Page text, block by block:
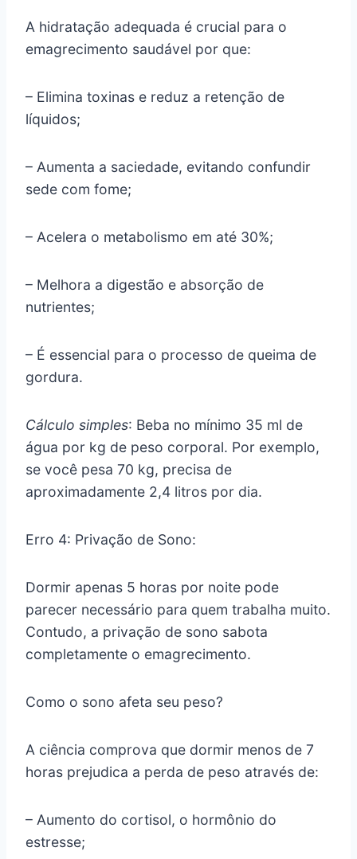
A hidratação adequada é crucial para o
emagrecimento saudável por que:
– Elimina toxinas e reduz a retenção de
líquidos;
– Aumenta a saciedade, evitando confundir
sede com fome;
– Acelera o metabolismo em até 30%;
– Melhora a digestão e absorção de
nutrientes;
– É essencial para o processo de queima de
gordura.
Cálculo simples: Beba no mínimo 35 ml de
água por kg de peso corporal. Por exemplo,
se você pesa 70 kg, precisa de
aproximadamente 2,4 litros por dia.
Erro 4: Privação de Sono:
Dormir apenas 5 horas por noite pode
parecer necessário para quem trabalha muito.
Contudo, a privação de sono sabota
completamente o emagrecimento.
Como o sono afeta seu peso?
A ciência comprova que dormir menos de 7
horas prejudica a perda de peso através de:
– Aumento do cortisol, o hormônio do
estresse;